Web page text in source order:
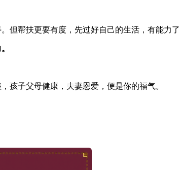
帮扶更要有度，先过好自己的生活，有能力
孩子父母健康，夫妻恩爱，便是你的福气。